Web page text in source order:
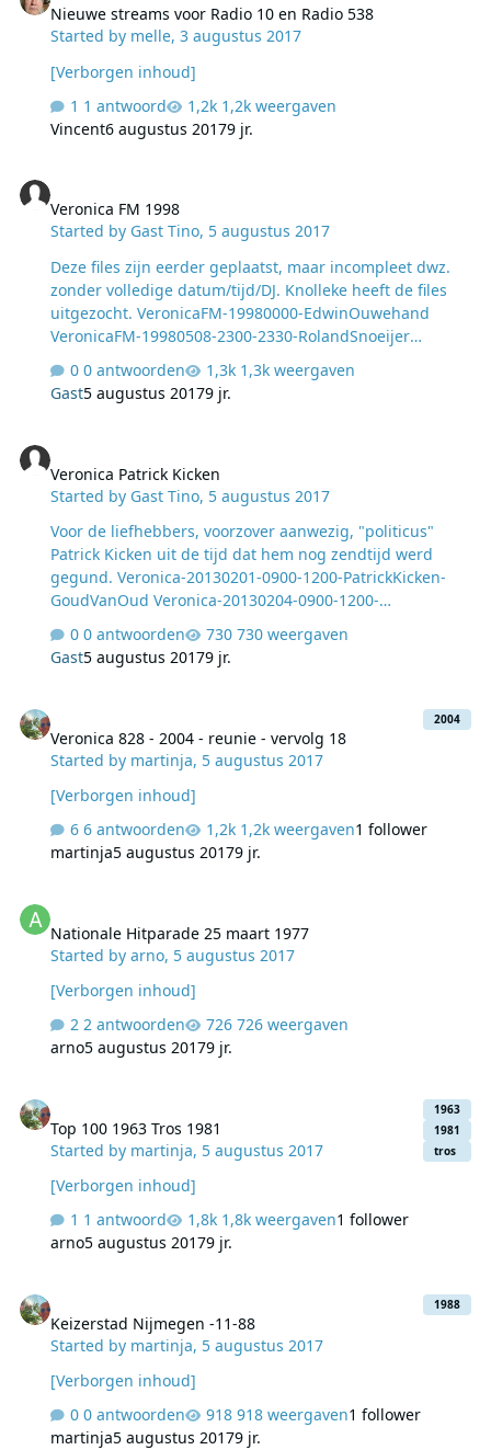
programmering. lees verder > Lees verder
Nieuwe streams voor Radio 10 en Radio 538
Started by melle,3 augustus 2017
[Verborgen inhoud]
1 antwoord
1,2k weergaven
Vincent6 augustus 20179 jr.
Veronica FM 1998
Started by Gast Tino, 5 augustus 2017
Deze files zijn eerder geplaatst, maar incompleet dwz.
zonder volledige datum/tijd/DJ. Knolleke heeft de files
uitgezocht. VeronicaFM-19980000-EdwinOuwehand
VeronicaFM-19980508-2300-2330-RolandSnoeijer
VeronicaFM-19980804-2400-0300-DennisVerheugd-
Gedeelte
0 antwoorden
1,3k weergaven
Gast5 augustus 20179 jr.
Veronica Patrick Kicken
Started by Gast Tino, 5 augustus 2017
Voor de liefhebbers, voorzover aanwezig, "politicus"
Patrick Kicken uit de tijd dat hem nog zendtijd werd
gegund. Veronica-20130201-0900-1200-PatrickKicken-
GoudVanOud Veronica-20130204-0900-1200-
1200-PatrickKicken-GoudVanOud Veronica-20130206-
0900-1200-PatrickKicken-GoudVanOud
0 antwoorden
730 weergaven
Gast5 augustus 20179 jr.
Veronica 828 - 2004 - reunie - vervolg 18
Started by martinja, 5 augustus 2017
2004
[Verborgen inhoud]
6 antwoorden
1,2k weergaven1 follower
martinja5 augustus 20179 jr.
Nationale Hitparade 25 maart 1977
Started byarno, 5 augustus 2017
[Verborgen inhoud]
2 antwoorden
726 weergaven
arno5 augustus 20179 jr.
Top 100 1963 Tros 1981
Started by martinja, 5 augustus 2017
1963
1981
tros
[Verborgen inhoud]
1 antwoord
1,8k weergaven1 follower
arno5 augustus 20179 jr.
Keizerstad Nijmegen -11-88
Started by martinja, 5 augustus 2017
1988
[Verborgen inhoud]
0 antwoorden
918 weergaven1 follower
martinja5 augustus 20179 jr.